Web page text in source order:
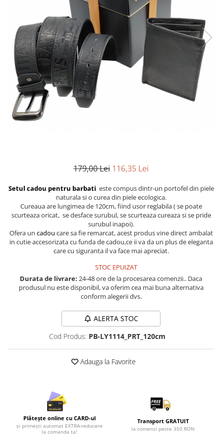
Seturi cadou barbati
Seturi cadou barbati portofel si curea
Ceasuri pentru EL
Cadouri craciun barbati
Cadouri personalizate barbati
Cadouri copii
Caciuli copii
Cadouri copii bebelusi 0+
Sticlă pentru apa Personalizată
Sepci personalizate
Seturi cadou pentru copii KID's Collection
Cadouri Cuplu
Pijamale de dama
Pijamale de barbati
WINTER Collection
Pijamale de copii
Pijamale BIG SIZE femei
Cadouri ocazii speciale
Sepci personalizate
Bannere personalizate scoli si gradinite
Caserole personalizate sandwich
Saculeti personalizati
Sticla de apa personalizata
Agende si caiete personalizate
179,00 Lei 116,35 Lei
Setul cadou pentru barbati este compus dintr-un portofel din piele
naturala si o curea din piele ecologica.
Cureaua are lungimea de 120cm, fiind usor reglabila ( se poate
scurteaza oricat, se desface surubul, se scurteaza cureaza si se pride
surubul inapoi).
Ofera un cadou care sa fie remarcat, acest produs vine direct ambalat
in cutie accesorizata cu funda de cadou,ce ii va da un plus de eleganta
care cu siguranta il va face mai apreciat.
STOC EPUIZAT
Durata de livrare: 24-48 ore de la procesarea comenzii.. Daca
produsul nu este disponibil, va oferim cea mai buna alternativa
conform alegerii dvs.
ALERTA STOC
Cod Produs: PB-LY1114_PRT_120cm
Adauga la Favorite
Plătește online cu CARD-ul
și primești automat EXTRA-reducere
la comanda ta!
Transport GRATUIT
la comenzi peste 350 RON